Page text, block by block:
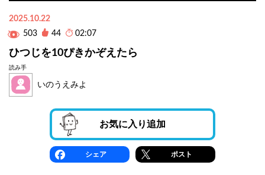
2025.10.22
503
44 02:07
ひつじを10ぴきかぞえたら
読み手
いのうえみよ
お気に入り追加
シェア ポスト